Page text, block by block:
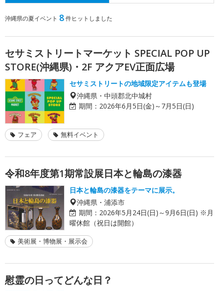
沖縄県の夏イベント 8件ヒットしました
セサミストリートマーケット SPECIAL POP UP
STORE(沖縄県)・2F アクアEV正面広場
セサミストリートの地域限定アイテムも登場
沖縄県・中頭郡北中城村
期間： 2026年6月5日(金)～7月5日(日)
フェア 無料イベント
令和8年度第1期常設展日本と輪島の漆器
日本と輪島の漆器をテーマに展示。
沖縄県・浦添市
期間： 2026年5月24日(日)～9月6日(日) ※月
曜休館（祝日は開館）
美術展・博物展・展示会
慰霊の日ってどんな日？